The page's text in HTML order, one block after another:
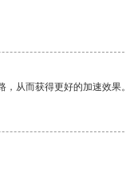
从而获得更好的加速效果。